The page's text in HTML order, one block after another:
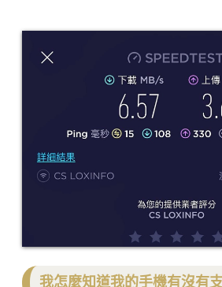
我怎麼知道我的手機有沒有